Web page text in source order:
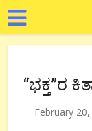
“ಭಕ್ತ”ರ
February